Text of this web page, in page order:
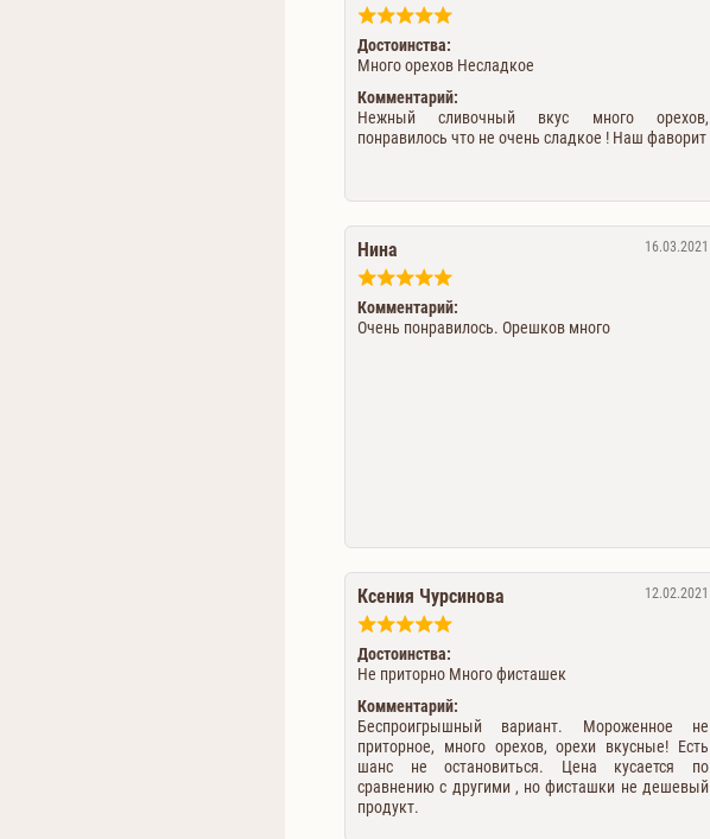
Достоинства:
Много орехов Несладкое
Комментарий:
Нежный сливочный вкус много орехов,
понравилось что не очень сладкое ! Наш фаворит
16.03.2021
Нина
Комментарий:
Очень понравилось. Орешков много
12.02.2021
Ксения Чурсинова
Достоинства:
Не приторно Много фисташек
Комментарий:
Беспроигрышный вариант. Мороженное не
приторное, много орехов, орехи вкусные! Есть
шанс не остановиться. Цена кусается по
сравнению с другими , но фисташки не дешевый
продукт.